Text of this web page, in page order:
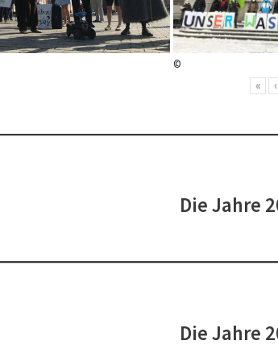
©
« ‹
Die Jahre
Die Jahre